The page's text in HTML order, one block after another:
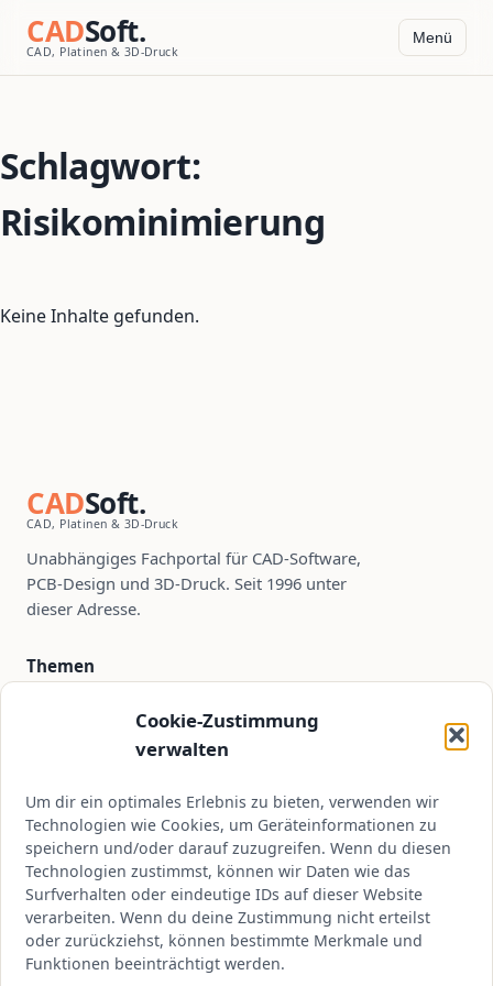
Cookie-Zustimmung
verwalten
Um dir ein optimales Erlebnis zu bieten, verwenden wir
Technologien wie Cookies, um Geräteinformationen zu
speichern und/oder darauf zuzugreifen. Wenn du diesen
Technologien zustimmst, können wir Daten wie das
Surfverhalten oder eindeutige IDs auf dieser Website
verarbeiten. Wenn du deine Zustimmung nicht erteilst
oder zurückziehst, können bestimmte Merkmale und
Funktionen beeinträchtigt werden.
CADSoft.
CAD, Platinen & 3D-Druck
Menü
Schlagwort:
Risikominimierung
Keine Inhalte gefunden.
CADSoft.
CAD, Platinen & 3D-Druck
Unabhängiges Fachportal für CAD-Software,
PCB-Design und 3D-Druck. Seit 1996 unter
dieser Adresse.
Themen
Tutorials
Kontakt
kontakt@cadsoft.de
Über CADSoft